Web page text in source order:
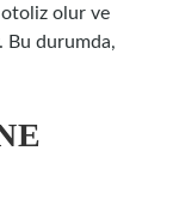
olur ve
Bu durumda,